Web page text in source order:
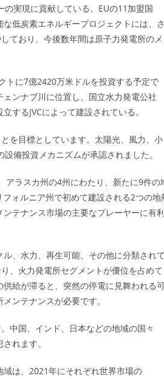
実現に貢献している。EUの11加盟国
低炭素エネルギープロジェクトには、さ
ており、今後数年間は原子力発電所のメ
トに7億2420万米ドルを投資する予定で
ンナブ川に位置し、国立水力発電公社
するJVCによって建設されている。
を目標としています。太陽光、風力、小
備投資メカニズムが承認されました。
アラスカ州の4州にわたり、新たに9件の
ォルニア州で初めて建設される2つの地
テナンス市場の主要なプレーヤーに有利
、水力、再生可能、その他に分類されて
、火力発電所セグメントが優位を占めて
給が滞ると、突然の停電に見舞われる
ンテナンスが必要です。
中国、インド、日本などの地域の国々
れます。
は、2021年にそれぞれ世界市場の